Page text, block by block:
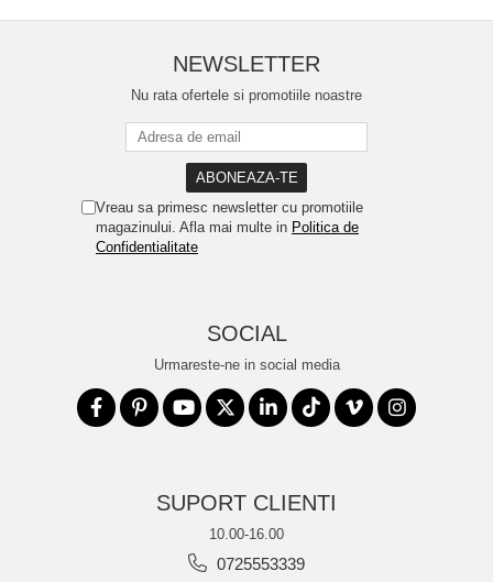
NEWSLETTER
Nu rata ofertele si promotiile noastre
Vreau sa primesc newsletter cu promotiile
magazinului. Afla mai multe in Politica de
Confidentialitate
SOCIAL
Urmareste-ne in social media
SUPORT CLIENTI
10.00-16.00
0725553339